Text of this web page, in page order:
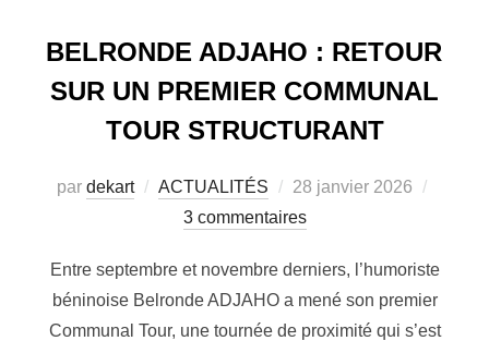
BELRONDE ADJAHO : RETOUR
SUR UN PREMIER COMMUNAL
TOUR STRUCTURANT
par dekart ACTUALITÉS
28 janvier 2026
3 commentaires
Entre septembre et novembre derniers, l’humoriste
béninoise Belronde ADJAHO a mené son premier
Communal Tour, une tournée de proximité qui s’est